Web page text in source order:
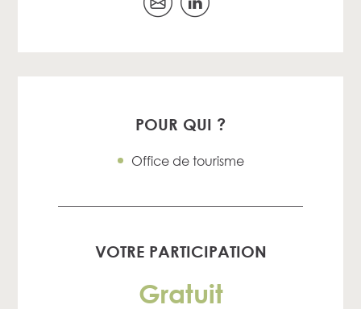
POUR QUI ?
Office de tourisme
VOTRE PARTICIPATION
Gratuit